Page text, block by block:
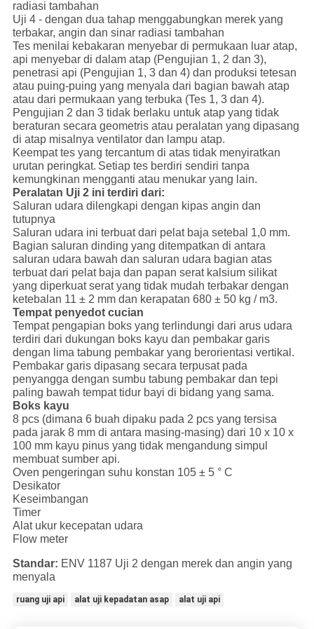
radiasi tambahan
Uji 4 - dengan dua tahap menggabungkan merek yang
terbakar, angin dan sinar radiasi tambahan
Tes menilai kebakaran menyebar di permukaan luar atap,
api menyebar di dalam atap (Pengujian 1, 2 dan 3),
penetrasi api (Pengujian 1, 3 dan 4) dan produksi tetesan
atau puing-puing yang menyala dari bagian bawah atap
atau dari permukaan yang terbuka (Tes 1, 3 dan 4).
Pengujian 2 dan 3 tidak berlaku untuk atap yang tidak
beraturan secara geometris atau peralatan yang dipasang
di atap misalnya ventilator dan lampu atap.
Keempat tes yang tercantum di atas tidak menyiratkan
urutan peringkat. Setiap tes berdiri sendiri tanpa
kemungkinan mengganti atau menukar yang lain.
Peralatan Uji 2 ini terdiri dari:
Saluran udara dilengkapi dengan kipas angin dan
tutupnya
Saluran udara ini terbuat dari pelat baja setebal 1,0 mm.
Bagian saluran dinding yang ditempatkan di antara
saluran udara bawah dan saluran udara bagian atas
terbuat dari pelat baja dan papan serat kalsium silikat
yang diperkuat serat yang tidak mudah terbakar dengan
ketebalan 11 ± 2 mm dan kerapatan 680 ± 50 kg / m3.
Tempat penyedot cucian
Tempat pengapian boks yang terlindungi dari arus udara
terdiri dari dukungan boks kayu dan pembakar garis
dengan lima tabung pembakar yang berorientasi vertikal.
Pembakar garis dipasang secara terpusat pada
penyangga dengan sumbu tabung pembakar dan tepi
paling bawah tempat tidur bayi di bidang yang sama.
Boks kayu
8 pcs (dimana 6 buah dipaku pada 2 pcs yang tersisa
pada jarak 8 mm di antara masing-masing) dari 10 x 10 x
100 mm kayu pinus yang tidak mengandung simpul
membuat sumber api.
Oven pengeringan suhu konstan 105 ± 5 ° C
Desikator
Keseimbangan
Timer
Alat ukur kecepatan udara
Flow meter
Standar: ENV 1187 Uji 2 dengan merek dan angin yang
menyala
ruang uji api alat uji kepadatan asap alat uji api